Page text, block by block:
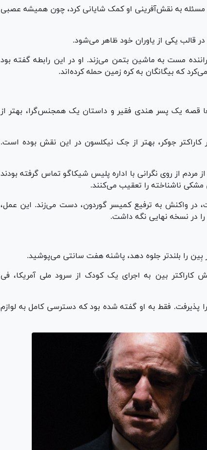
مسئله به نقش‌آفرینی او کمک شایانی کرد، چون همیشه عصبی
قالب یکی از یاوران خود ظاهر می‌شود.
مست به ماشین بتمن می‌زند. او در این رابطه گفته بود
که بیگانگان به کره زمین حمله کرده‌اند.
قصه یک پسر هندی فقیر و داستان یک همجنس‌گرا، بهتر از
جوکر، بهتر از جک نیکلسون در این نقش بوده است.
از روی نگرانی با اداره پلیس شیکاگو تماس گرفته بودند
ناشناخته را تعقیب می‌کنند.
در واکنش به ترفیع کمیسر گوردون، دست می‌زند. این عمل،
را در نسخه نهایی نگه داشت.
بِین را بلندتر جلوه دهد، پاشنه هفت سانتی می‌پوشید.
کاراکتر بین به اجرای یک کودک از سرود ملی آمریکا، فی
پذیرفت. فقط به او گفته شده بود که دسترسی کامل به لوازم